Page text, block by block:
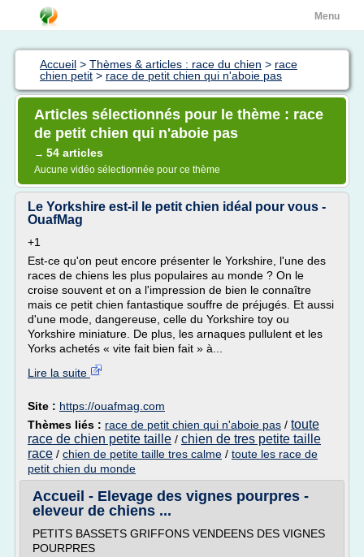
Menu
Accueil > Thèmes & articles : race du chien > race
chien petit > race de petit chien qui n'aboie pas
Articles sélectionnés pour le thème : race
de petit chien qui n'aboie pas
→ 54 articles
Aucune vidéo sélectionnée pour ce thème
Le Yorkshire est-il le petit chien idéal pour vous -
OuafMag
+1
Est-ce qu'on peut encore présenter le Yorkshire, l'une des
races de chiens les plus populaires au monde ? On le
croise souvent et on a l'impression de bien le connaître
mais ce petit chien fantastique souffre de préjugés. Et aussi
d'une mode, dangereuse, celle du Yorkshire toy ou
Yorkshire miniature. De plus, les arnaques pullulent et les
Yorks achetés « vite fait bien fait » à...
Lire la suite
Site : https://ouafmag.com
Thèmes liés : race de petit chien qui n'aboie pas / toute
race de chien petite taille / chien de tres petite taille
race / chien de petite taille tres calme / toute les race de
petit chien du monde
Accueil - Elevage des vignes pourpres -
eleveur de chiens ...
PETITS BASSETS GRIFFONS VENDEENS DES VIGNES
POURPRES